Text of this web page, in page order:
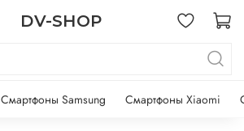
DV-SHOP
Смартфоны Samsung Смартфоны Xiaomi